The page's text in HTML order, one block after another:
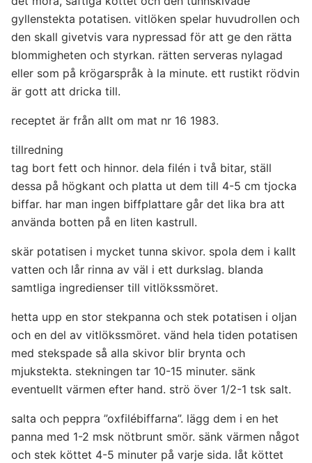
gyllenstekta potatisen. vitlöken spelar huvudrollen och
den skall givetvis vara nypressad för att ge den rätta
blommigheten och styrkan. rätten serveras nylagad
eller som på krögarspråk à la minute. ett rustikt rödvin
är gott att dricka till.
receptet är från allt om mat nr 16 1983.
tillredning
tag bort fett och hinnor. dela filén i två bitar, ställ
dessa på högkant och platta ut dem till 4-5 cm tjocka
biffar. har man ingen biffplattare går det lika bra att
använda botten på en liten kastrull.
skär potatisen i mycket tunna skivor. spola dem i kallt
vatten och lår rinna av väl i ett durkslag. blanda
samtliga ingredienser till vitlökssmöret.
hetta upp en stor stekpanna och stek potatisen i oljan
och en del av vitlökssmöret. vänd hela tiden potatisen
med stekspade så alla skivor blir brynta och
mjukstekta. stekningen tar 10-15 minuter. sänk
eventuellt värmen efter hand. strö över 1/2-1 tsk salt.
salta och peppra ”oxfilébiffarna”. lägg dem i en het
panna med 1-2 msk nötbrunt smör. sänk värmen något
och stek köttet 4-5 minuter på varje sida. låt köttet